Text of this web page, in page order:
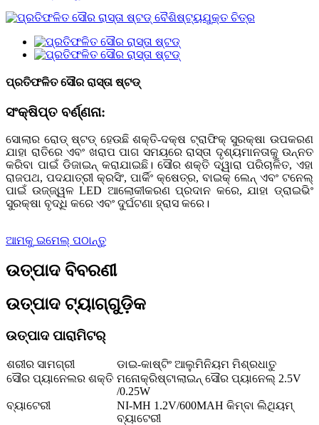
ପ୍ରତିଫଳିତ ସୌର ରାସ୍ତା ଷ୍ଟଡ୍
ସଂକ୍ଷିପ୍ତ ବର୍ଣ୍ଣନା:
ସୋଲାର ରୋଡ୍ ଷ୍ଟଡ୍ ହେଉଛି ଶକ୍ତି-ଦକ୍ଷ ଟ୍ରାଫିକ୍ ସୁରକ୍ଷା ଉପକରଣ
ଯାହା ରାତିରେ ଏବଂ ଖରାପ ପାଗ ସମୟରେ ରାସ୍ତା ଦୃଶ୍ୟମାନତାକୁ ଉନ୍ନତ
କରିବା ପାଇଁ ଡିଜାଇନ୍ କରାଯାଇଛି। ସୌର ଶକ୍ତି ଦ୍ୱାରା ପରିଚାଳିତ, ଏହା
ରାଜପଥ, ପଦଯାତ୍ରୀ କ୍ରସିଂ, ପାର୍କିଂ କ୍ଷେତ୍ର, ବାଇକ୍ ଲେନ୍ ଏବଂ ଟନେଲ୍
ପାଇଁ ଉଜ୍ଜ୍ୱଳ LED ଆଲୋକୀକରଣ ପ୍ରଦାନ କରେ, ଯାହା ଡ୍ରାଇଭିଂ
ସୁରକ୍ଷା ବୃଦ୍ଧି କରେ ଏବଂ ଦୁର୍ଘଟଣା ହ୍ରାସ କରେ।
ଆମକୁ ଇମେଲ୍ ପଠାନ୍ତୁ
ଉତ୍ପାଦ ବିବରଣୀ
ଉତ୍ପାଦ ଟ୍ୟାଗ୍‌ଗୁଡ଼ିକ
ଉତ୍ପାଦ ପାରାମିଟର୍
ଶରୀର ସାମଗ୍ରୀ
ଡାଇ-କାଷ୍ଟିଂ ଆଲୁମିନିୟମ ମିଶ୍ରଧାତୁ
ସୌର ପ୍ୟାନେଲର ଶକ୍ତି ମନୋକ୍ରିଷ୍ଟାଲାଇନ୍ ସୌର ପ୍ୟାନେଲ୍ 2.5V
/0.25W
ବ୍ୟାଟେରୀ
NI-MH 1.2V/600MAH କିମ୍ବା ଲିଥିୟମ୍
ବ୍ୟାଟେରୀ